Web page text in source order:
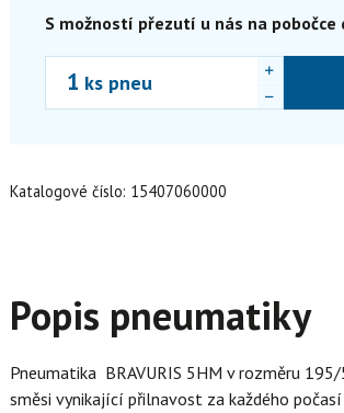
S možností přezutí u nás na pobočce
ks pneu
Katalogové číslo: 15407060000
Popis pneumatiky
Pneumatika BRAVURIS 5HM v rozměru
směsi vynikající přilnavost za každého